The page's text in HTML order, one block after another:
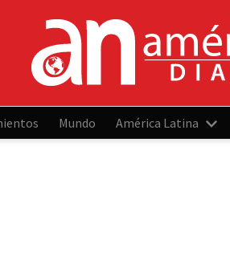
Mundo América Latina